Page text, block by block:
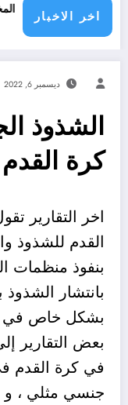
اخر الاخبار
لمكافحة المخدرات و
ديسمبر 6, 2022
الشذوذ
كرة
اخر التقارير
القدم للشذوذ
بنفوذ منظمات
بانتشار
بشكل خاص في
في كرة القدم في
جنسي مثلي ، و